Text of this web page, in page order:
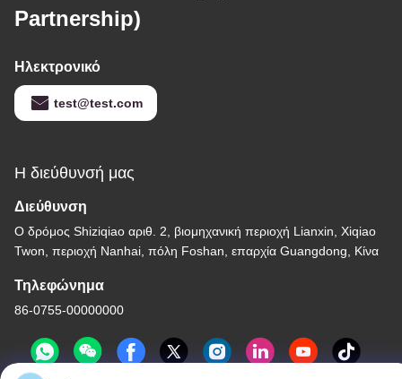
Partnership)
Ηλεκτρονικό
test@test.com
Η διεύθυνσή μας
Διεύθυνση
Ο δρόμος Shiziqiao αριθ. 2, βιομηχανική περιοχή Lianxin, Xiqiao
Twon, περιοχή Nanhai, πόλη Foshan, επαρχία Guangdong, Κίνα
Τηλεφώνημα
86-0755-00000000